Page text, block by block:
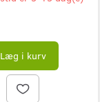
Læg i kurv